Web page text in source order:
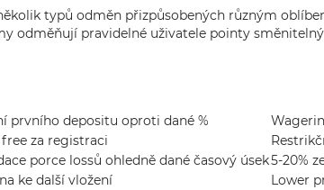
typů odměn přizpůsobených různým
odměňují pravidelné uživatele pointy
prvního depositu oproti dané %
za registraci
porce lossů ohledně dané časový úsek5-20%
ke další vložení
Lower